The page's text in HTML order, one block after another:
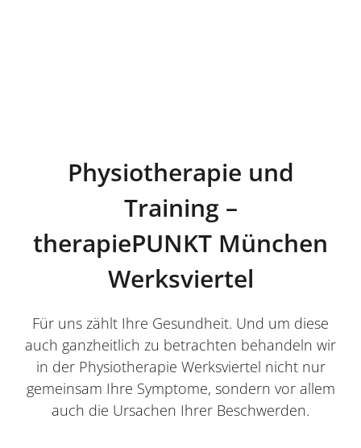
Physiotherapie und
Training –
therapiePUNKT München
Werksviertel
Für uns zählt Ihre Gesundheit. Und um diese
auch ganzheitlich zu betrachten behandeln wir
in der Physiotherapie Werksviertel nicht nur
gemeinsam Ihre Symptome, sondern vor allem
auch die Ursachen Ihrer Beschwerden.